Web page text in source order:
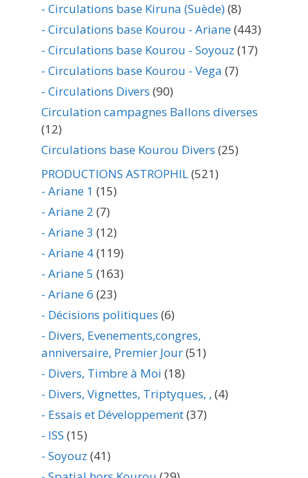
- Circulations base Kiruna (Suède)(8)
- Circulations base Kourou - Ariane(443)
- Circulations base Kourou - Soyouz (17)
- Circulations base Kourou - Vega (7)
- Circulations Divers (90)
Circulation campagnes Ballons diverses
(12)
Circulations base Kourou Divers (25)
PRODUCTIONS ASTROPHIL(521)
- Ariane 1 (15)
- Ariane 2 (7)
- Ariane 3 (12)
- Ariane 4(119)
- Ariane 5 (163)
- Ariane 6 (23)
- Décisions politiques (6)
- Divers, Evenements,congres,
anniversaire, Premier Jour(51)
- Divers, Timbre à Moi (18)
- Divers, Vignettes, Triptyques, , (4)
- Essais et Développement(37)
- ISS (15)
- Soyouz (41)